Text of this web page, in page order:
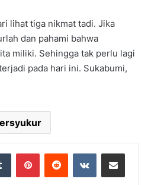
lihat tiga nikmat tadi. Jika
dan pahami bahwa
miliki. Sehingga tak perlu lagi
pada hari ini. Sukabumi,